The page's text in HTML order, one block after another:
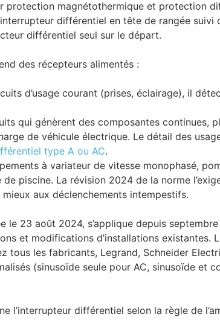
protection magnétothermique et protection
différentiel en tête de rangée suivi
différentiel seul sur le départ.
des récepteurs alimentés :
d’usage courant (prises, éclairage), il
qui génèrent des composantes continues,
de véhicule électrique. Le détail des
type A ou AC.
à variateur de vitesse monophasé,
piscine. La révision 2024 de la norme
aux déclenchements intempestifs.
le 23 août 2024, s’applique depuis
et modifications d’installations existantes.
tous les fabricants, Legrand, Schneider
(sinusoïde seule pour AC, sinusoïde et
l’interrupteur différentiel selon la règle de